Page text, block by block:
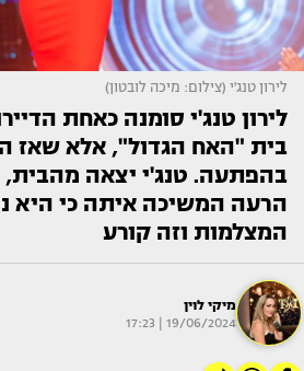
לירון טנג'י (צילום: מיכה לובטון)
לירון טנג'י סומנה כאחת
בית "האח הגדול", אלא שאז
בהפתעה. טנג'י יצאה
הרעה המשיכה איתה כי היא
המצלמות וזה קורע
מיקי לוין
19/06/2024 | 17:23